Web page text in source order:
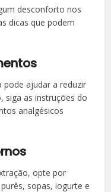
desconforto nos
dicas que podem
pode ajudar a reduzir
siga as instruções do
analgésicos
opte por
sopas, iogurte e